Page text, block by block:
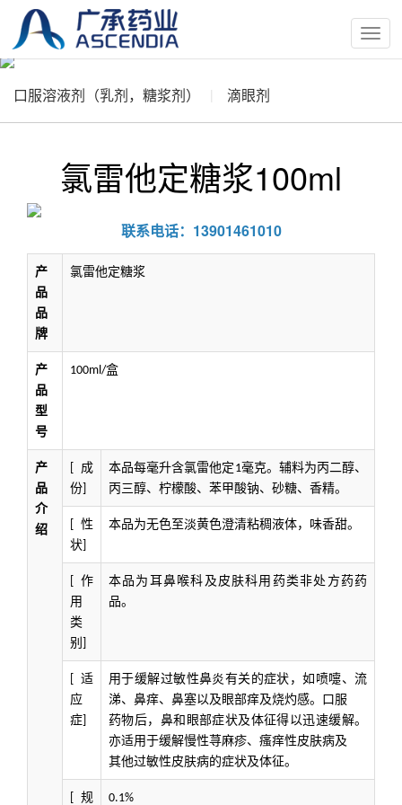
按
钮
口服溶液剂（乳剂，糖浆剂） 滴眼剂
氯雷他定糖浆100ml
联系电话：13901461010
产
品
品
牌
氯雷他定糖浆
产
品
型
号
100ml/盒
产
品
介
绍
成
份
本品每毫升含氯雷他定 1毫克。辅料为丙二醇、
丙三醇、柠檬酸、苯甲酸钠、砂糖、香精。
性
状
本品为无色至淡黄色澄清粘稠液体，味香甜。
作
用
类
别
本品为耳鼻喉科及皮肤科用药类非处方药药
品。
适
应
症
用于缓解过敏性鼻炎有关的症状，如喷嚏、流
涕、鼻痒、鼻塞以及眼部痒及烧灼感。口服
药物后，鼻和眼部症状及体征得以迅速缓解。
亦适用于缓解慢性荨麻疹、瘙痒性皮肤病及
其他过敏性皮肤病的症状及体征。
规 0.1%